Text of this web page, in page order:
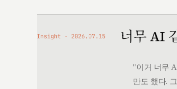
Insight 2026.07.15 너무 AI
"이거 너무
만도 했다.